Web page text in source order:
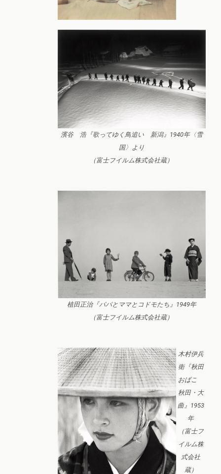
濱谷 浩『歌ってゆく鳥追い 新潟』1940年〈雪
国〉より
（富士フイルム株式会社蔵）
植田正治『パパとママとコドモたち』1949年
（富士フイルム株式会社蔵）
木村伊兵
衛『秋田
おばこ
秋田・大
曲』1953
年
（富士フ
イルム株
式会社
蔵）